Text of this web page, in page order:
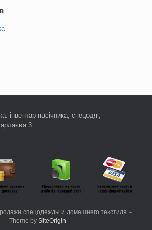
вибрати
сторінці
інвентар пасічника, спецодяг,
3
спецодежды и домашнего текстиля
Theme by SiteOrigin